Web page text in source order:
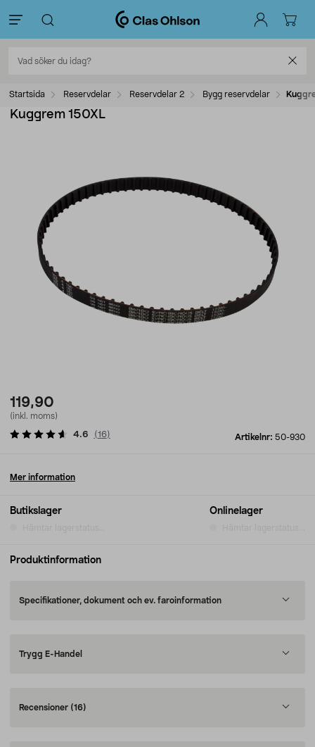
Startsida Reservdelar Reservdelar 2 Bygg reservdelar
Kuggrem 150XL
119,90
(inkl. moms)
Artikelnr: 50-930
4.6 (16)
Butikslager Onlinelager
Mer information
Produktinformation
Specifikationer, dokument och ev. faroinformation
Trygg E-Handel
Recensioner (16)